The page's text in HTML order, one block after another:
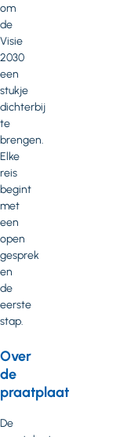
om
de
Visie
2030
een
stukje
dichterbij
te
brengen.
Elke
reis
begint
met
een
open
gesprek
en
de
eerste
stap.
Over
de
praatplaat
De